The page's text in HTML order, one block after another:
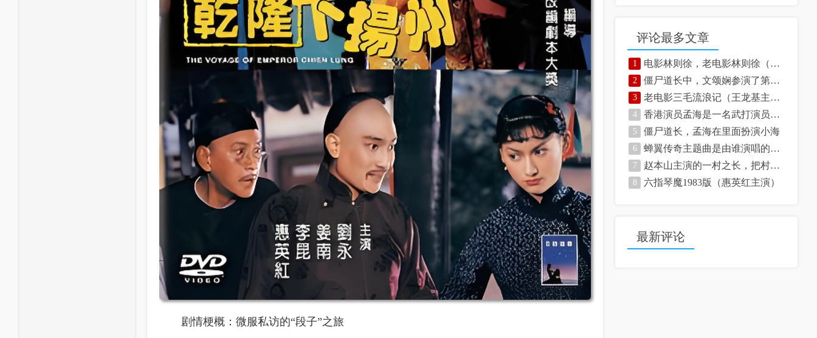
剧情梗概：微服私访的“段子”之旅
评论最多文章
1 电影林则徐，老电影林则徐（赵丹主演）
2 僵尸道长中，文颂娴参演了第一部和第二部
3 老电影三毛流浪记（王龙基主演）
4 香港演员孟海是一名武打演员，还是一位童星呢！
5 僵尸道长，孟海在里面扮演小海
6 蝉翼传奇主题曲是由谁演唱的，你知道吗
7 赵本山主演的一村之长，把村长演活了
8 六指琴魔1983版（惠英红主演）
最新评论